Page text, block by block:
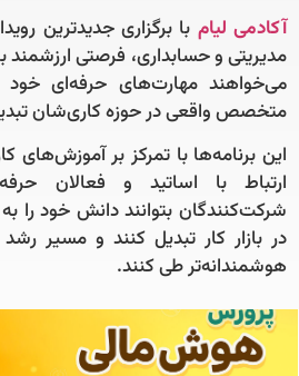
آکادمی لیام با برگزاری جدیدترین
مدیریتی و حسابداری، فرصتی ارزشمند
می‌خواهند مهارت‌های حرفه‌ای خود
متخصص واقعی در حوزه کاری‌شان
این برنامه‌ها با تمرکز بر آموزش‌های
ارتباط با اساتید و فعالان
شرکت‌کنندگان بتوانند دانش خود را
در بازار کار تبدیل کنند و مسیر
هوشمندانه‌تر طی کنند.